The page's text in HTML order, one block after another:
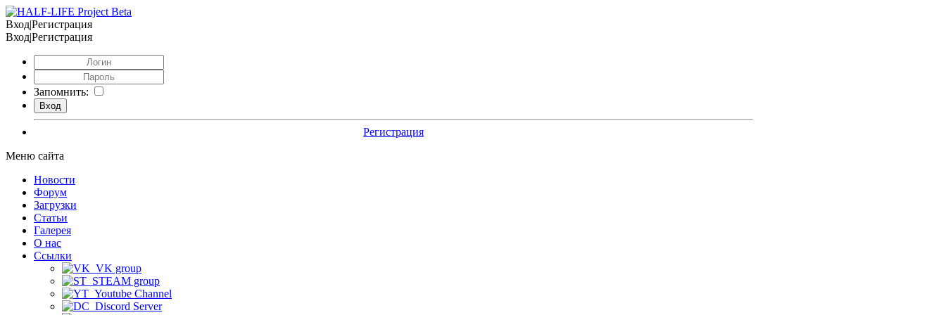
Вход|Регистрация
Вход|Регистрация
Запомнить:
Регистрация
Меню сайта
Новости
Форум
Загрузки
Статьи
Галерея
О нас
Ссылки
VK group
STEAM group
Youtube Channel
Discord Server